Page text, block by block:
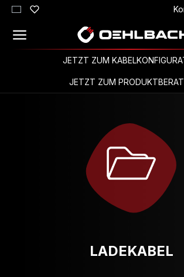
Zum Hauptinhalt springen
JETZT ZUM
JETZT ZUM
LADEKABEL